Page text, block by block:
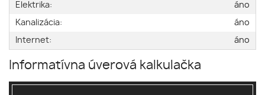
Elektrika:
áno
Kanalizácia:
áno
Internet:
áno
Informatívna úverová kalkulačka